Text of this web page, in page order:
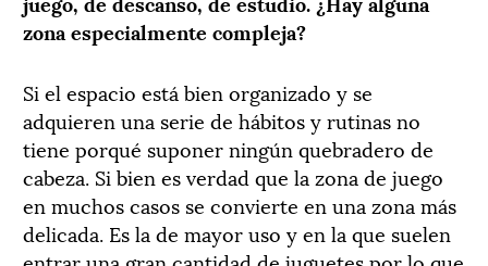
zona especialmente compleja?
Si el espacio está bien organizado y se
adquieren una serie de hábitos y rutinas no
tiene porqué suponer ningún quebradero de
cabeza. Si bien es verdad que la zona de juego
en muchos casos se convierte en una zona más
delicada. Es la de mayor uso y en la que suelen